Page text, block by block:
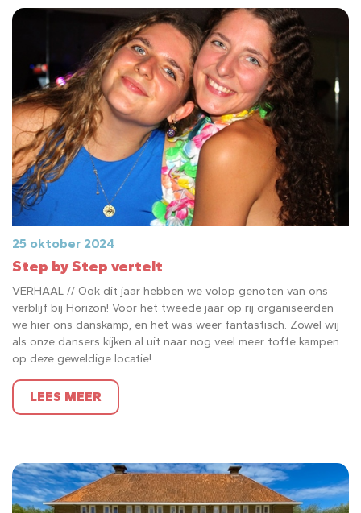
25 oktober 2024
Step by Step vertelt
VERHAAL // Ook dit jaar hebben we volop genoten van ons
verblijf bij Horizon! Voor het tweede jaar op rij organiseerden
we hier ons danskamp, en het was weer fantastisch. Zowel wij
als onze dansers kijken al uit naar nog veel meer toffe kampen
op deze geweldige locatie!
LEES MEER